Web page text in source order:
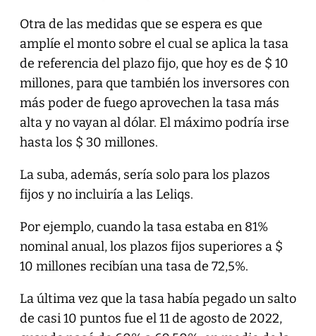
Otra de las medidas que se espera es que
amplíe el monto sobre el cual se aplica la tasa
de referencia del plazo fijo, que hoy es de $ 10
millones, para que también los inversores con
más poder de fuego aprovechen la tasa más
alta y no vayan al dólar. El máximo podría irse
hasta los $ 30 millones.
La suba, además, sería solo para los plazos
fijos y no incluiría a las Leliqs.
Por ejemplo, cuando la tasa estaba en 81%
nominal anual, los plazos fijos superiores a $
10 millones recibían una tasa de 72,5%.
La última vez que la tasa había pegado un salto
de casi 10 puntos fue el 11 de agosto de 2022,